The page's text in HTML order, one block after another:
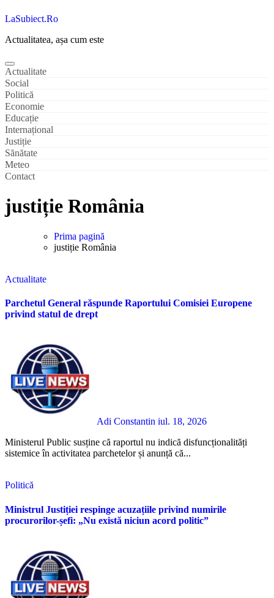
LaSubiect.Ro
Actualitatea, așa cum este
Actualitate
Social
Politică
Economie
Educație
Internațional
Justiție
Sănătate
Meteo
Contact
justiție România
Prima pagină
justiție România
Actualitate
Parchetul General răspunde Raportului Comisiei Europene
privind statul de drept
Adi Constantin iul. 18, 2026
Ministerul Public susține că raportul nu indică disfuncționalități
sistemice în activitatea parchetelor și anunță că...
Politică
Ministrul Justiției respinge acuzațiile privind numirile
procurorilor-șefi: „Nu există niciun acord politic”